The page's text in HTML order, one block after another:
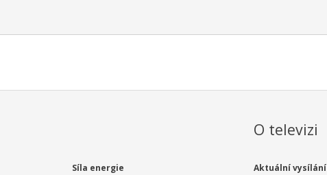
Síla energie
O televizi
Aktuální vysílání